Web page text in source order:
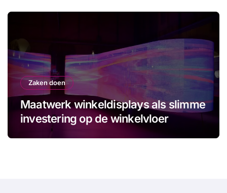
Zaken doen
Maatwerk winkeldisplays als slimme
investering op de winkelvloer